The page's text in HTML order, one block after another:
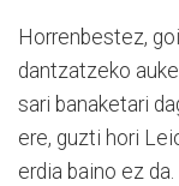
Horrenbestez,
dantzatzeko
sari banaketari
ere, guzti hori
erdia baino ez